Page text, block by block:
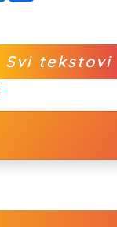
Svi tekstovi